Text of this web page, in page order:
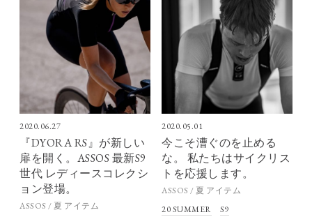
2020.06.27
『DYORA RS』が新しい
扉を開く。ASSOS 最新S9
世代 レディースコレクシ
ョン登場。
ASSOS / 夏 アイテム
2020.05.01
今こそ漕ぐのを止める
な。 私たちはサイクリス
トを応援します。
ASSOS / 夏 アイテム
20 SUMMER
S9